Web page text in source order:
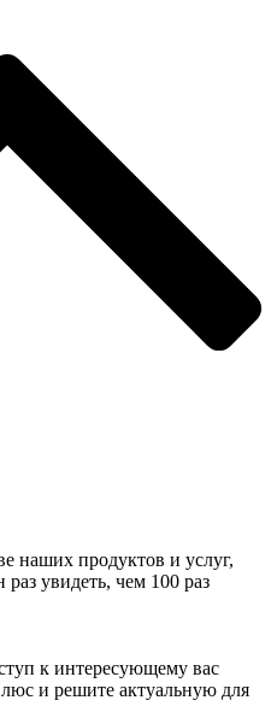
наших продуктов и услуг,
увидеть, чем 100 раз
к интересующему вас
и решите актуальную для